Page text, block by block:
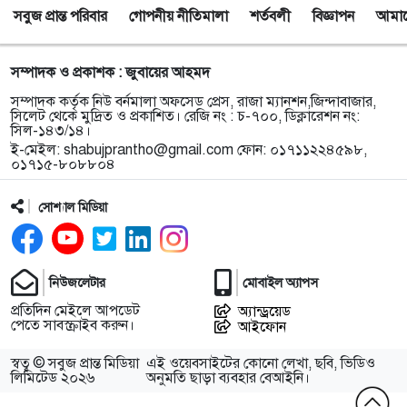
সবুজ প্রান্ত পরিবার গোপনীয় নীতিমালা শর্তবলী বিজ্ঞাপন
সম্পাদক ও প্রকাশক : জুবায়ের আহমদ
সম্পাদক কর্তৃক নিউ বর্নমালা অফসেড প্রেস, রাজা ম্যানশন,জিন্দাবাজার,
সিলেট থেকে মুদ্রিত ও প্রকাশিত। রেজি নং : চ-৭০০, ডিক্লারেশন নং:
সিল-১৪৩/১৪।
ই-মেইল: shabujprantho@gmail.com ফোন: ০১৭১১২২৪৫৯৮,
০১৭১৫-৮০৮৮০৪
সোশ্যাল মিডিয়া
নিউজলেটার
প্রতিদিন মেইলে আপডেট
পেতে সাবস্ক্রাইব করুন।
মোবাইল অ্যাপস
অ্যান্ড্রয়েড
আইফোন
স্বত্ব © সবুজ প্রান্ত মিডিয়া
লিমিটেড ২০২৬
এই ওয়েবসাইটের কোনো লেখা, ছবি, ভিডিও
অনুমতি ছাড়া ব্যবহার বেআইনি।